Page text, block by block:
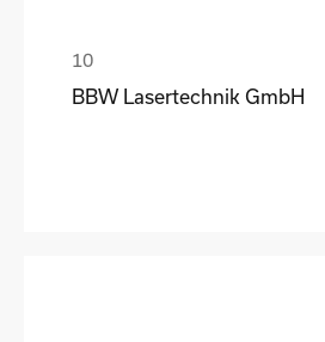
BBW Lasertechnik GmbH